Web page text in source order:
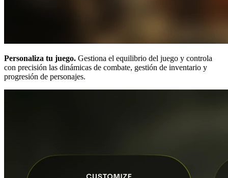
Personaliza tu juego. Gestiona el equilibrio del juego y controla
con precisión las dinámicas de combate, gestión de inventario y
progresión de personajes.